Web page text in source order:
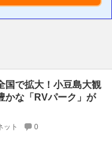
国で拡大！小豆島大観
かな「RVパーク」が
ット 0